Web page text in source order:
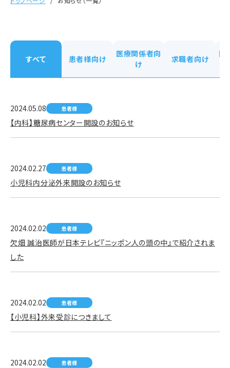
すべて 患者様向け
医療関係者向
け
求職者向け
医
2024.05.08 患者様
【内科】糖尿病センター開設のお知らせ
2024.02.27 患者様
小児科内分泌外来開設のお知らせ
2024.02.02 患者様
欠畑 誠治医師が日本テレビ『ニッポン人の頭の中』で紹介されま
した
2024.02.02 患者様
【小児科】外来受診につきまして
2024.02.02 患者様